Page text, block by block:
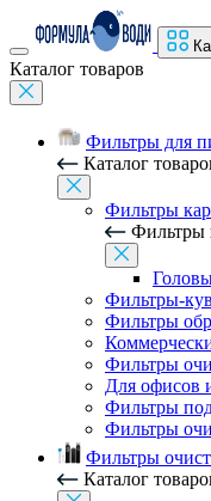
Каталог товаров
Фильтры для
Каталог
Фильтры
Фильтры
Фильтры-
Фильтры
Фильтры
Для офисов
Фильтры
Фильтры
Фильтры
Каталог